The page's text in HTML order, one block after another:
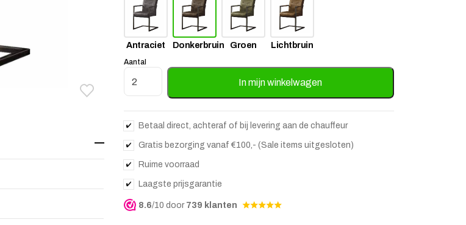
Toevoegen aan verlanglijstje
Verwijderen van verlanglijst
Antraciet Donkerbruin Groen Lichtbruin
Aantal
Eetkamerstoel Ferro met armleuning - Donkerbruin aantal
In mijn winkelwagen
Betaal direct, achteraf of bij levering aan de chauffeur
Gratis bezorging vanaf €100,- (Sale items uitgesloten)
Ruime voorraad
Laagste prijsgarantie
8.6/10 door 739 klanten